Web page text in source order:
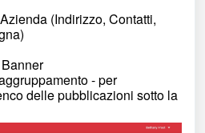
(Indirizzo, Contatti,
- per
delle pubblicazioni sotto la